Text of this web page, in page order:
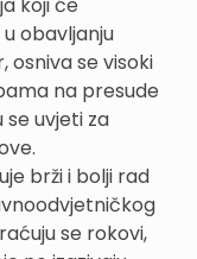
obavljanju
osniva se visoki
na presude
se uvjeti za
brži i bolji rad
se rokovi,